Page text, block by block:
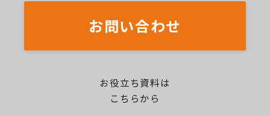
お問い合わせ
お役立ち資料は
こちらから